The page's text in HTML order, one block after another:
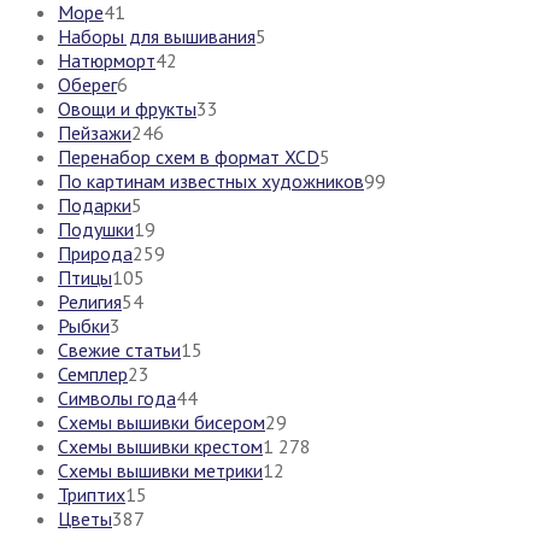
Море41
Наборы для вышивания5
Натюрморт42
Оберег6
Овощи и фрукты33
Пейзажи246
Перенабор схем в формат XCD5
По картинам известных художников99
Подарки5
Подушки19
Природа259
Птицы105
Религия54
Рыбки3
Свежие статьи15
Семплер23
Символы года44
Схемы вышивки бисером29
Схемы вышивки крестом1 278
Схемы вышивки метрики12
Триптих15
Цветы387